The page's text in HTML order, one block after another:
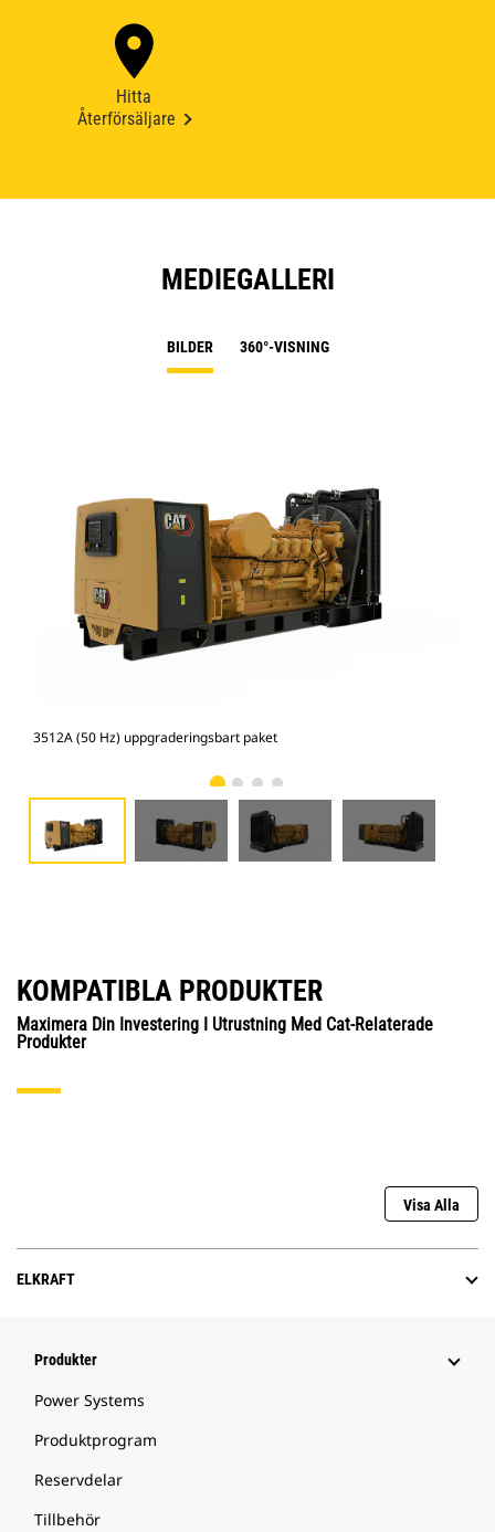
Hitta
Återförsäljare
MEDIEGALLERI
BILDER 360°-VISNING
3512A (50 Hz) uppgraderingsbart paket
KOMPATIBLA PRODUKTER
Maximera Din Investering I Utrustning Med Cat-Relaterade
Produkter
Visa Alla
ELKRAFT
Produkter
Power Systems
Produktprogram
Reservdelar
Tillbehör